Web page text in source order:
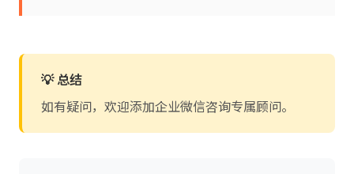
💡 总结
如有疑问，欢迎添加企业微信咨询专属顾问。